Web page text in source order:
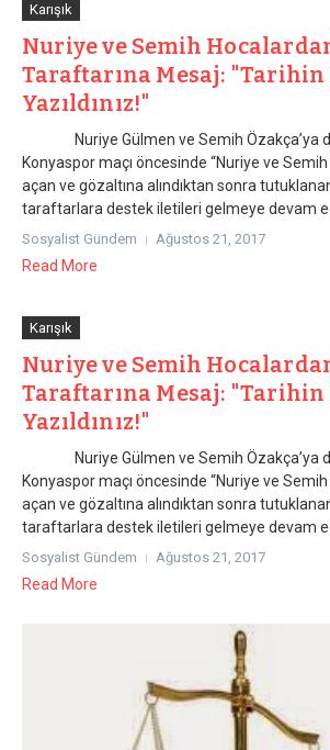
Karışık
Nuriye ve Semih
Taraftarına Mesaj:
Yazıldınız!"
Nuriye Gülmen ve Semih Özakça’ya
Konyaspor maçı öncesinde “Nuriye ve Semih
açan ve gözaltına alındıktan sonra
taraftarlara destek iletileri gelmeye devam
Sosyalist Gündem Ağustos 21, 2017
Read More
Karışık
Nuriye ve Semih
Taraftarına Mesaj:
Yazıldınız!"
Nuriye Gülmen ve Semih Özakça’ya
Konyaspor maçı öncesinde “Nuriye ve Semih
açan ve gözaltına alındıktan sonra
taraftarlara destek iletileri gelmeye devam
Sosyalist Gündem Ağustos 21, 2017
Read More